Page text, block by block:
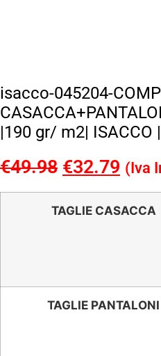
isacco-045204-
|190 gr/ m2| ISACCO
€49.98 Il
prezzo
originale
€32.79 Il
(Iva
TAGLIE CASACCA
TAGLIE PANTALONI